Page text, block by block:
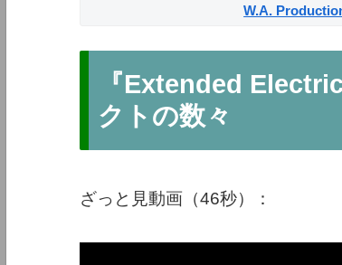
W.A.
『Extended
クトの数々
ざっと見動画（46秒）：